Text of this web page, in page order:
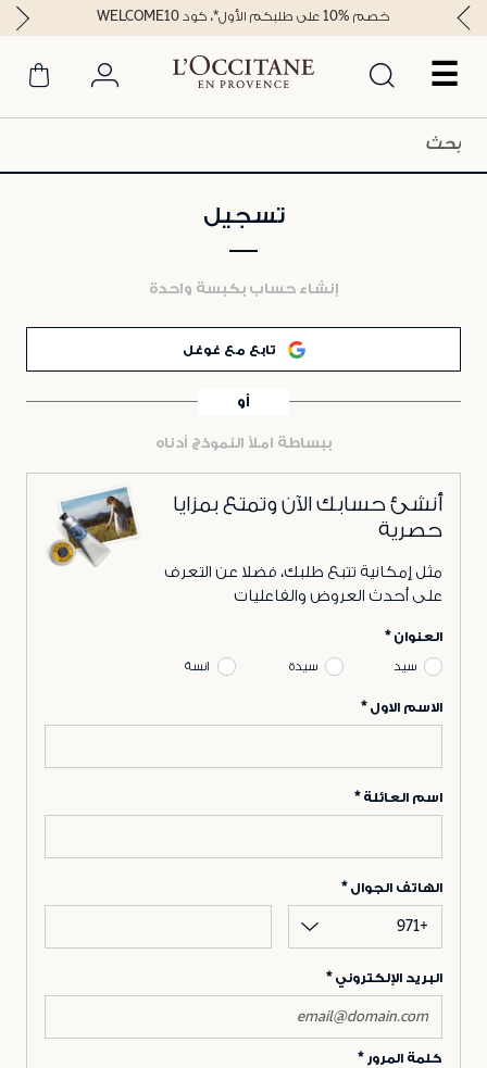
☰
خصم %10 على طلبكم الأول*، كود WELCOME10
تسجيل
إنشاء حساب بكبسة واحدة
تابع مع غوغل
أو
ببساطة املأ النموذج أدناه
أنشئ حسابك الآن وتمتع بمزايا
حصرية
مثل إمكانية تتبع طلبك، فضلا عن التعرف
على أحدث العروض والفاعليات
العنوان
سيد سيدة انسة
الاسم الاول
اسم العائلة
الهاتف الجوال
+971
البريد الإلكتروني
كلمة المرور